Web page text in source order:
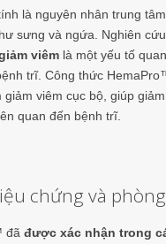
là nguyên nhân trung
sưng và ngứa. Nghiên
viêmlà một yếu tố
trĩ. Công thức
giảm viêm cục bộ, giúp
quan đến bệnh trĩ.
chứng và
đã được xác nhận trong